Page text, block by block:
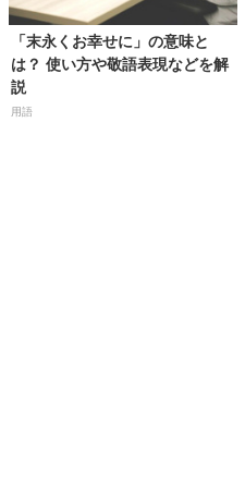
「末永くお幸せに」の意味と
は？ 使い方や敬語表現などを解
説
用語